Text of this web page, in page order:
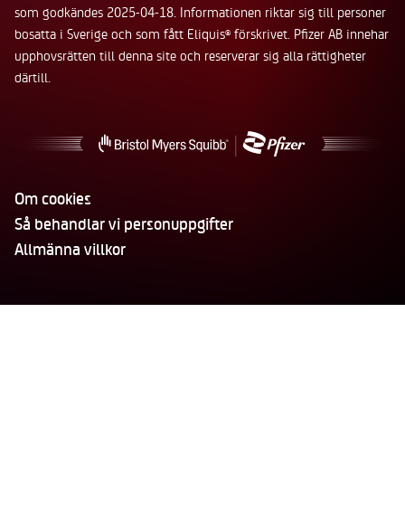
som godkändes 2025-04-18. Informationen riktar sig till personer
bosatta i Sverige och som fått Eliquis® förskrivet. Pfizer AB innehar
upphovsrätten till denna site och reserverar sig alla rättigheter
därtill.
Om cookies
Så behandlar vi personuppgifter
Allmänna villkor